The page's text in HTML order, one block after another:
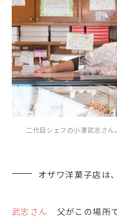
二代目シェフの小澤武志さん
オザワ洋菓子店は
武志さん
父がこの場所